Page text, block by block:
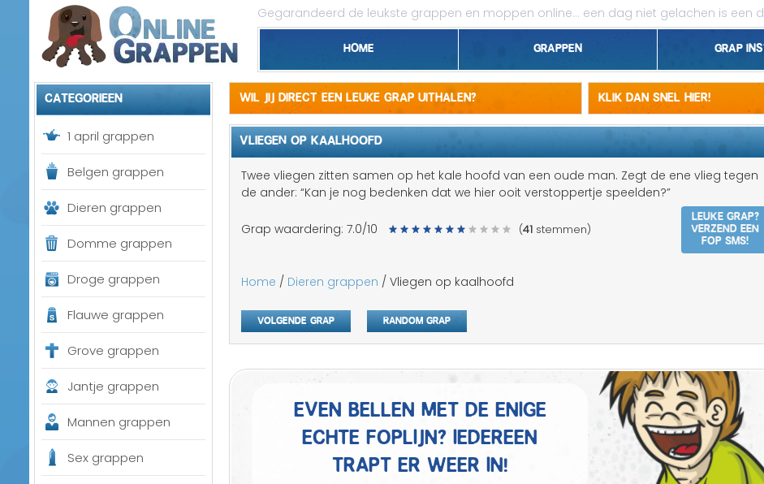
Gegarandeerd de leukste grappen en moppen online... een dag niet gelachen is een
Home Grappen
Belgen grappen
Domme grappen
Droge grappen
Jantje grappen
Sex grappen
Slechte grappen
Grap
Categorieen
1 april grappen
Belgen grappen
Dieren grappen
Domme grappen
Droge grappen
Flauwe grappen
Grove grappen
Jantje grappen
Mannen grappen
Sex grappen
Wil jij direct een leuke grap uithalen? Klik dan snel hier!
VLIEGEN OP KAALHOOFD
Twee vliegen zitten samen op het kale hoofd van een oude man. Zegt de ene vlieg tegen
de ander: “Kan je nog bedenken dat we hier ooit verstoppertje speelden?”
Grap waardering: 7.0/10 (41 stemmen)
Leuke grap?
Verzend een
fop SMS!
Home / Dieren grappen / Vliegen op kaalhoofd
Volgende grap Random grap
Even bellen met de enige
echte foplijn? Iedereen
trapt er weer in!